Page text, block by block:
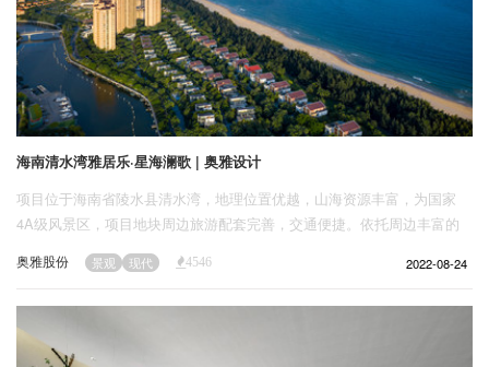
海南清水湾雅居乐·星海澜歌 | 奥雅设计
项目位于海南省陵水县清水湾，地理位置优越，山海资源丰富，为国家
4A级风景区，项目地块周边旅游配套完善，交通便捷。依托周边丰富的
景观和旅游配套资源，奥雅设计团队打造了一个极具地域特色的自然友好
型现代社区，营造了沉浸式的度假空间和可运营的社区空间。
奥雅股份 景观 现代 4546 2022-08-24